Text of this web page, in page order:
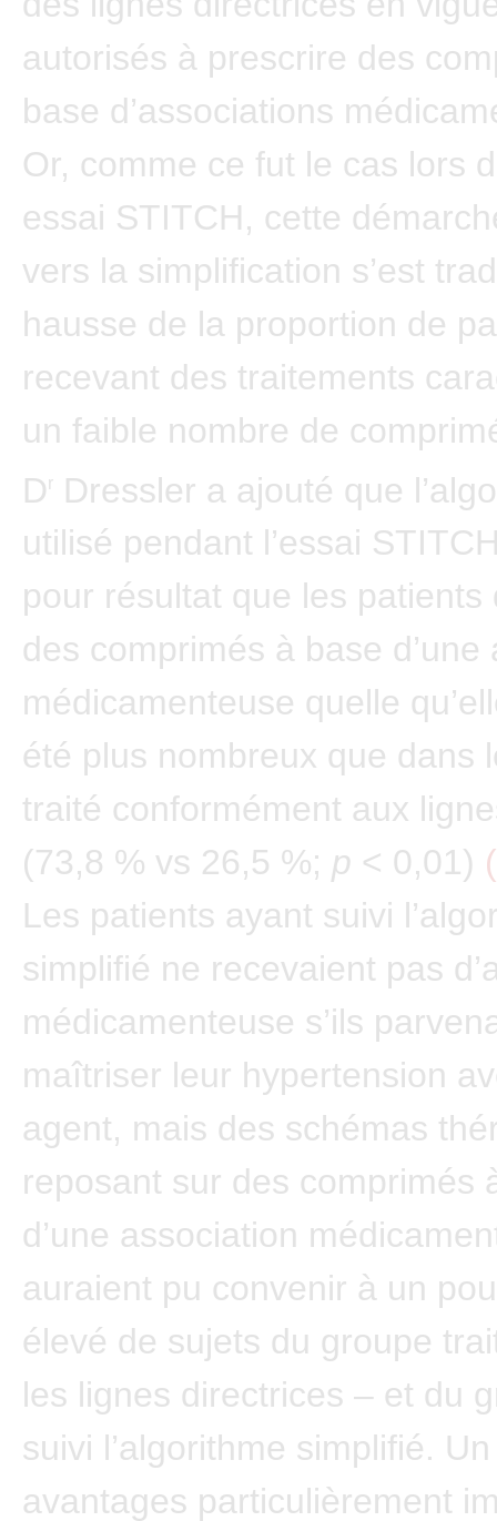
autorisés à prescrire des
base d’associations
Or, comme ce fut le cas lors
essai STITCH, cette
vers la simplification s’est
hausse de la proportion de
recevant des traitements
un faible nombre de
Dr
Dressler a ajouté que
utilisé pendant l’essai
pour résultat que les patients
des comprimés à base d’une
médicamenteuse quelle
été plus nombreux que dans
traité conformément aux
(73,8 % vs 26,5 %; p < 0,01)
Les patients ayant suivi
simplifié ne recevaient pas
médicamenteuse s’ils
maîtriser leur hypertension
agent, mais des schémas
reposant sur des comprimés
d’une association
auraient pu convenir à un
élevé de sujets du groupe
les lignes directrices – et du
suivi l’algorithme simplifié.
avantages particulièrement